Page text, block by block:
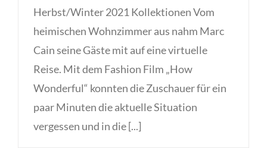
Herbst/Winter 2021 Kollektionen Vom
heimischen Wohnzimmer aus nahm Marc
Cain seine Gäste mit auf eine virtuelle
Reise. Mit dem Fashion Film „How
Wonderful“ konnten die Zuschauer für ein
paar Minuten die aktuelle Situation
vergessen und in die [...]